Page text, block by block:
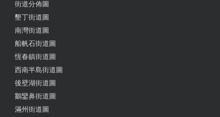
來墾丁幾次，都是在這家訂的~ 老闆人很好很熱情，
有套裝可以選，價格很優惠
街道分佈圖
墾丁街道圖
南灣街道圖
船帆石街道圖
恆春鎮街道圖
西南半島街道圖
後壁湖街道圖
鵝鑾鼻街道圖
滿州街道圖